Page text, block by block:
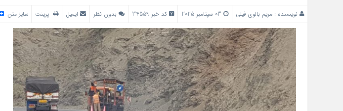
نویسنده : مریم بالوی فیلی کد خبر 34559 بدون نظر ایمیل پرینت سایز متن